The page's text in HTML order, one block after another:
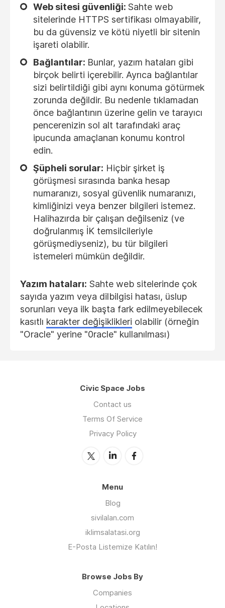
Web sitesi güvenliği: Sahte web
sitelerinde HTTPS sertifikası olmayabilir,
bu da güvensiz ve kötü niyetli bir sitenin
işareti olabilir.
Bağlantılar: Bunlar, yazım hataları gibi
birçok belirti içerebilir. Ayrıca bağlantılar
sizi belirtildiği gibi aynı konuma götürmek
zorunda değildir. Bu nedenle tıklamadan
önce bağlantının üzerine gelin ve tarayıcı
pencerenizin sol alt tarafındaki araç
ipucunda amaçlanan konumu kontrol
edin.
Şüpheli sorular: Hiçbir şirket iş
görüşmesi sırasında banka hesap
numaranızı, sosyal güvenlik numaranızı,
kimliğinizi veya benzer bilgileri istemez.
Halihazırda bir çalışan değilseniz (ve
doğrulanmış İK temsilcileriyle
görüşmediyseniz), bu tür bilgileri
istemeleri mümkün değildir.
Yazım hataları: Sahte web sitelerinde çok
sayıda yazım veya dilbilgisi hatası, üslup
sorunları veya ilk başta fark edilmeyebilecek
kasıtlı karakter değişiklikleri olabilir (örneğin
"Oracle" yerine "0racle" kullanılması)
Civic Space Jobs
Contact us
Terms Of Service
Privacy Policy
Menu
Blog
sivilalan.com
iklimsalatasi.org
E-Posta Listemize Katılın!
Browse Jobs By
Companies